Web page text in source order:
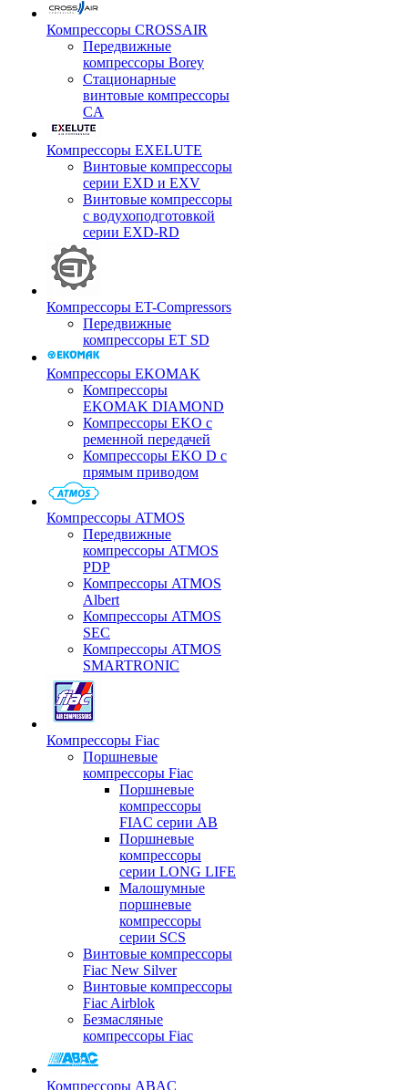
Компрессоры CROSSAIR
Передвижные
компрессоры Borey
Стационарные
винтовые компрессоры
CA
Компрессоры EXELUTE
Винтовые компрессоры
серии EXD и EXV
Винтовые компрессоры
с водухоподготовкой
серии EXD-RD
Компрессоры ET-Compressors
Передвижные
компрессоры ET SD
Компрессоры EKOMAK
Компрессоры
EKOMAK DIAMOND
Компрессоры EKO c
ременной передачей
Компрессоры EKO D с
прямым приводом
Компрессоры ATMOS
Передвижные
компрессоры ATMOS
PDP
Компрессоры ATMOS
Albert
Компрессоры ATMOS
SEC
Компрессоры ATMOS
SMARTRONIC
Компрессоры Fiac
Поршневые
компрессоры Fiac
Поршневые
компрессоры
FIAC серии AB
Поршневые
компрессоры
серии LONG LIFE
Малошумные
поршневые
компрессоры
серии SCS
Винтовые компрессоры
Fiac New Silver
Винтовые компрессоры
Fiac Airblok
Безмасляные
компрессоры Fiac
Компрессоры ABAC